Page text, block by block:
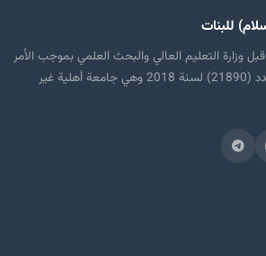
للبنات
وزارة التعليم العالي والبحث العلمي بموجب الأمر
الوزاري الصادر منها ذي العدد (21890) لسنة 2018 وهي جامعة أهلية غير